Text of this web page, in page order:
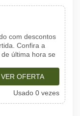
com descontos
Confira a
última hora se
VER OFERTA
Usado 0 vezes